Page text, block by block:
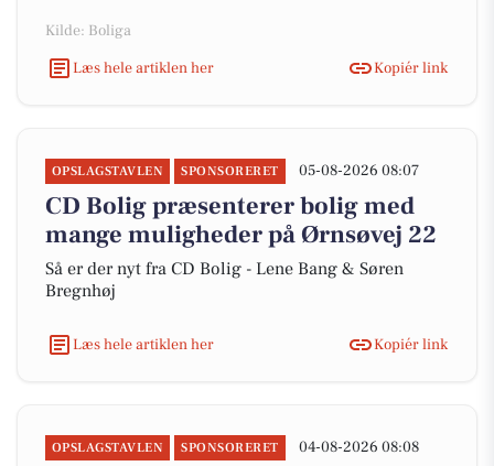
Kilde: Boliga
Læs hele artiklen her
Kopiér link
OPSLAGSTAVLEN SPONSORERET 05-08-2026 08:07
CD Bolig præsenterer bolig med
mange muligheder på Ørnsøvej 22
Så er der nyt fra CD Bolig - Lene Bang & Søren
Bregnhøj
Læs hele artiklen her Kopiér link
OPSLAGSTAVLEN SPONSORERET 04-08-2026 08:08